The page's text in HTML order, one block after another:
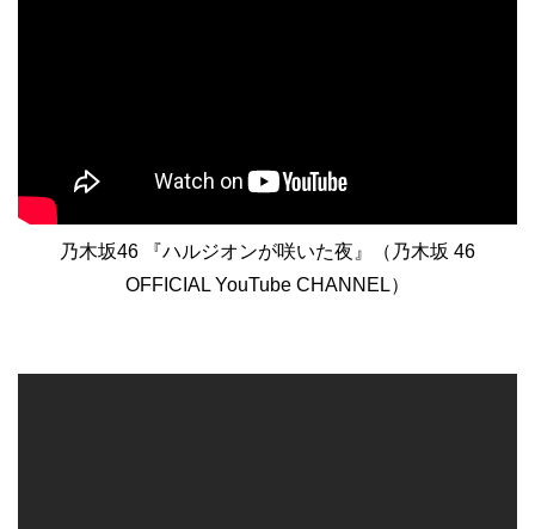
乃木坂46 『ハルジオンが咲いた夜』（乃木坂 46
OFFICIAL YouTube CHANNEL）